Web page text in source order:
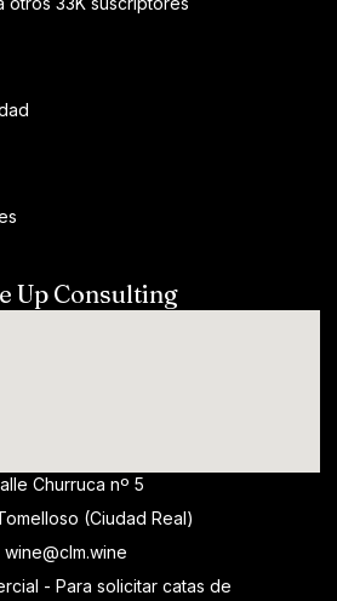
Up Consulting
Churruca nº 5
(Ciudad Real)
wine@clm.wine
- Para solicitar catas de